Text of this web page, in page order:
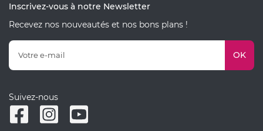
Inscrivez-vous à notre Newsletter
Recevez nos nouveautés et nos bons plans !
OK
Suivez-nous